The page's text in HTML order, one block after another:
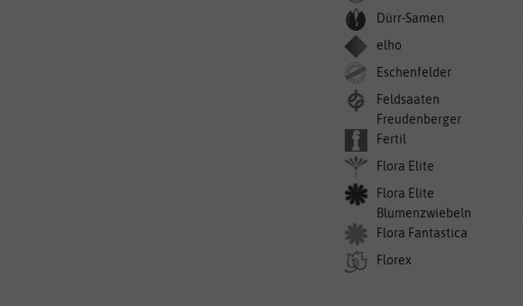
Dürr-Samen
elho
Eschenfelder
Feldsaaten
Freudenberger
Fertil
Flora Elite
Flora Elite
Blumenzwiebeln
Flora Fantastica
Florex